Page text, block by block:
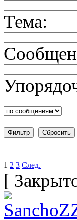
Тема:
1 2 3 След.
[